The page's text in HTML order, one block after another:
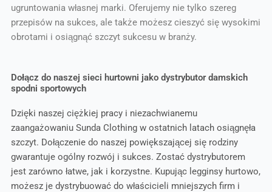
ugruntowania własnej marki. Oferujemy nie tylko szereg
przepisów na sukces, ale także możesz cieszyć się wysokimi
obrotami i osiągnąć szczyt sukcesu w branży.
Dołącz do naszej sieci hurtowni jako dystrybutor damskich
spodni sportowych
Dzięki naszej ciężkiej pracy i niezachwianemu
zaangażowaniu Sunda Clothing w ostatnich latach osiągnęła
szczyt. Dołączenie do naszej powiększającej się rodziny
gwarantuje ogólny rozwój i sukces. Zostać dystrybutorem
jest zarówno łatwe, jak i korzystne. Kupując legginsy hurtowo,
możesz je dystrybuować do właścicieli mniejszych firm i